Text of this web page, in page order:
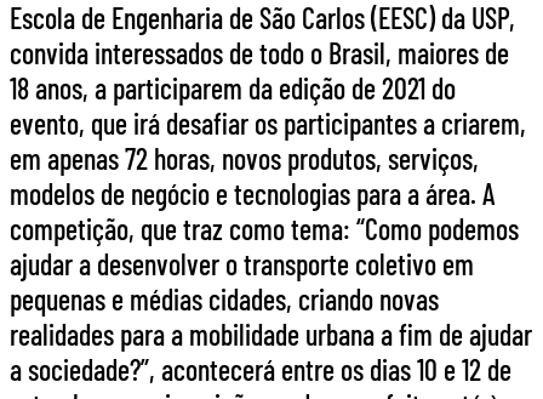
Escola de Engenharia de São Carlos (EESC) da USP,
convida interessados de todo o Brasil, maiores de
18 anos, a participarem da edição de 2021 do
evento, que irá desafiar os participantes a criarem,
em apenas 72 horas, novos produtos, serviços,
modelos de negócio e tecnologias para a área. A
competição, que traz como tema: “Como podemos
ajudar a desenvolver o transporte coletivo em
pequenas e médias cidades, criando novas
realidades para a mobilidade urbana a fim de ajudar
a sociedade?”, acontecerá entre os dias 10 e 12 de